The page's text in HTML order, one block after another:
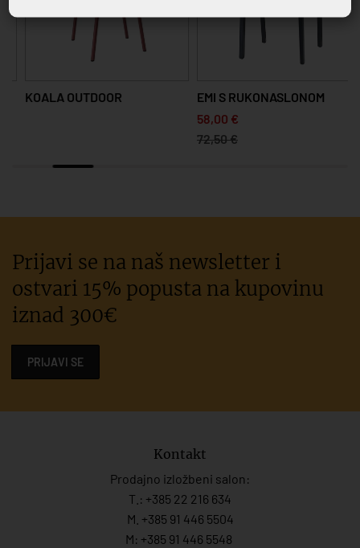
KOALA OUTDOOR
EMI S RUKONASLONOM
58,00 €
72,50 €
Prijavi se na naš newsletter i
ostvari 15% popusta na kupovinu
iznad 300€
PRIJAVI SE
Kontakt
Prodajno izložbeni salon:
T.: +385 22 216 634
M. +385 91 446 5504
M: +385 91 446 5548